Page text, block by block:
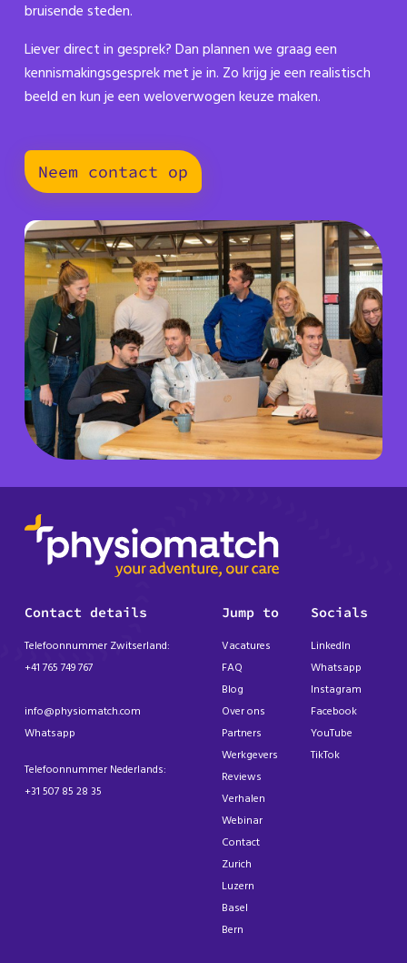
bruisende steden.
Liever direct in gesprek? Dan plannen we graag een
kennismakingsgesprek met je in. Zo krijg je een realistisch
beeld en kun je een weloverwogen keuze maken.
Neem contact op
Contact details
Telefoonnummer Zwitserland:
+41 765 749 767
info@physiomatch.com
Whatsapp
Telefoonnummer Nederlands:
+31 507 85 28 35
Jump to
Vacatures
FAQ
Blog
Over ons
Partners
Werkgevers
Reviews
Verhalen
Webinar
Contact
Zurich
Luzern
Basel
Bern
Socials
LinkedIn
Whatsapp
Instagram
Facebook
YouTube
TikTok